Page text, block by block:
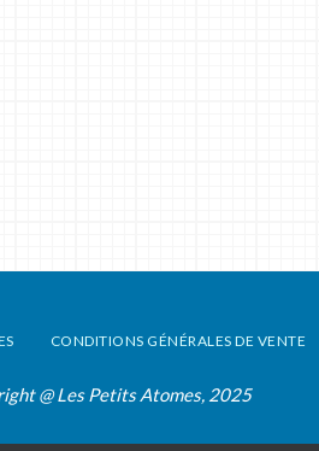
CONDITIONS GÉNÉRALES DE VENTE
@ Les Petits Atomes, 2025